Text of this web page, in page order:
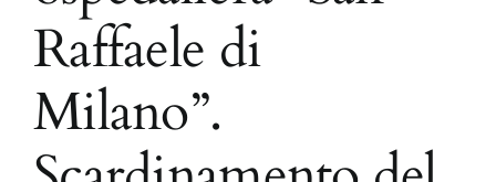
Raffaele di
Milano”.